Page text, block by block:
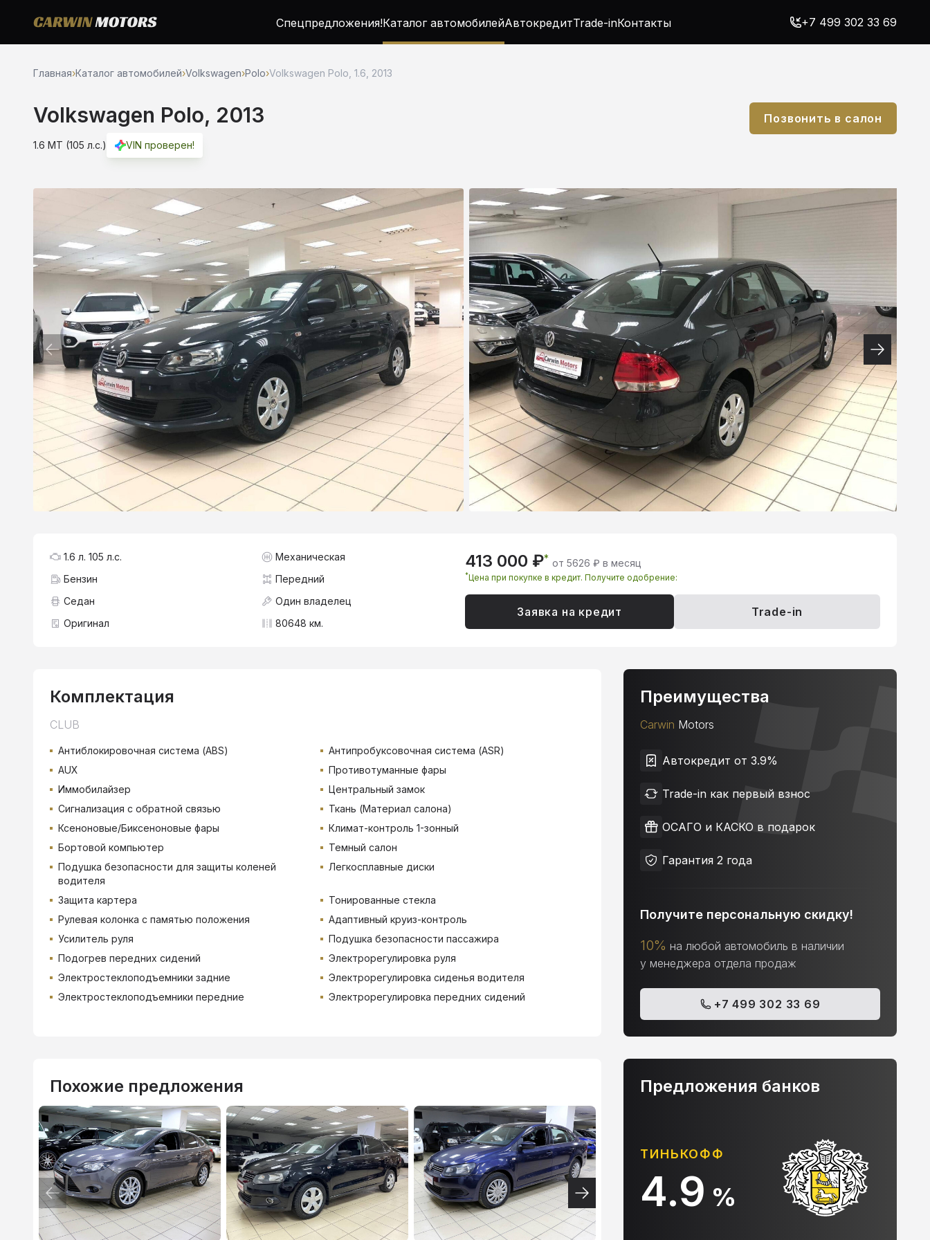
Спецпредложения!Каталог автомобилейАвтокредитTrade-inКонтакты +7 499 302 33 69
Главная›Каталог автомобилей›Volkswagen›Polo›Volkswagen Polo, 1.6, 2013
Volkswagen Polo, 2013
1.6 MT (105 л.с.) VIN проверен!
Позвонить в салон
413 000 ₽* от 5626 ₽ в месяц
*Цена при покупке в кредит. Получите одобрение:
Заявка на кредит Trade-in
1.6 л. 105 л.с.
Механическая
Бензин
Передний
Седан
Один владелец
Оригинал
80648 км.
Комплектация
CLUB
Антиблокировочная система (ABS)
Антипробуксовочная система (ASR)
AUX
Противотуманные фары
Иммобилайзер
Центральный замок
Сигнализация с обратной связью
Ткань (Материал салона)
Ксеноновые/Биксеноновые фары
Климат-контроль 1-зонный
Бортовой компьютер
Темный салон
Подушка безопасности для защиты коленей
водителя
Легкосплавные диски
Защита картера
Тонированные стекла
Рулевая колонка с памятью положения
Адаптивный круиз-контроль
Усилитель руля
Подушка безопасности пассажира
Подогрев передних сидений
Электрорегулировка руля
Электростеклоподъемники задние
Электрорегулировка сиденья водителя
Электростеклоподъемники передние
Электрорегулировка передних сидений
Преимущества
Carwin Motors
Автокредит от 3.9%
Trade-in как первый взнос
ОСАГО и КАСКО в подарок
Гарантия 2 года
Получите персональную скидку!
10% на любой автомобиль в наличии
у менеджера отдела продаж
+7 499 302 33 69
Похожие предложения
ВТБ
3.9%
ТИНЬКОФФ
4.9%
АЛЬФА-БАНК
10.9%
Предложения банков